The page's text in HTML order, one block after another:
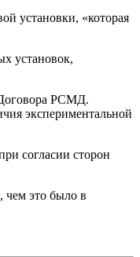
установки, «которая
установок,
РСМД.
экспериментальной
согласии сторон
чем это было в